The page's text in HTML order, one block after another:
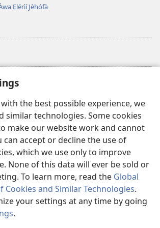
the best possible experience, we
similar technologies. Some cookies
make our website work and cannot
can accept or decline the use of
which we use only to improve
None of this data will ever be sold or
To learn more, read the Global
Cookies and Similar Technologies.
your settings at any time by going
.
Ẹlẹ́rìí Jèhófà
TI Watchtower™
®
Tower Bible and Tract Society of Pennsylvania.